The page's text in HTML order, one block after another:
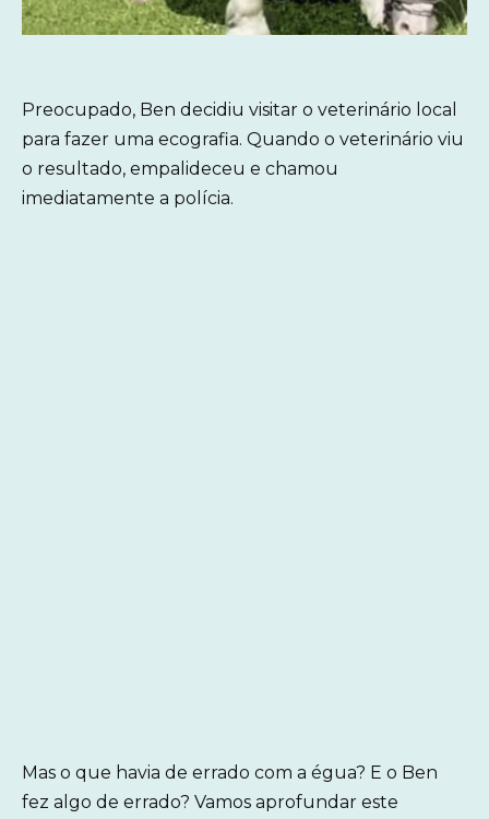
Preocupado, Ben decidiu visitar o veterinário local
para fazer uma ecografia. Quando o veterinário viu
o resultado, empalideceu e chamou
imediatamente a polícia.
Mas o que havia de errado com a égua? E o Ben
fez algo de errado? Vamos aprofundar este